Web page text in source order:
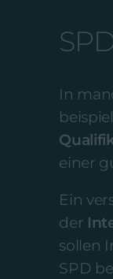
In
einer
Ein
der
sollen
SPD